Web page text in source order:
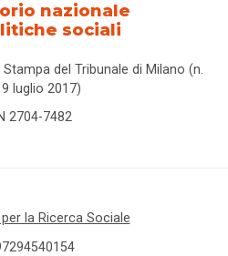
nazionale
sociali
del Tribunale di Milano (n.
luglio 2017)
2704-7482
la Ricerca Sociale